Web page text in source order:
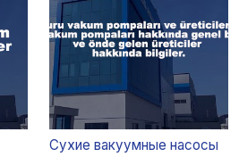
Сухие вакуумные насосы